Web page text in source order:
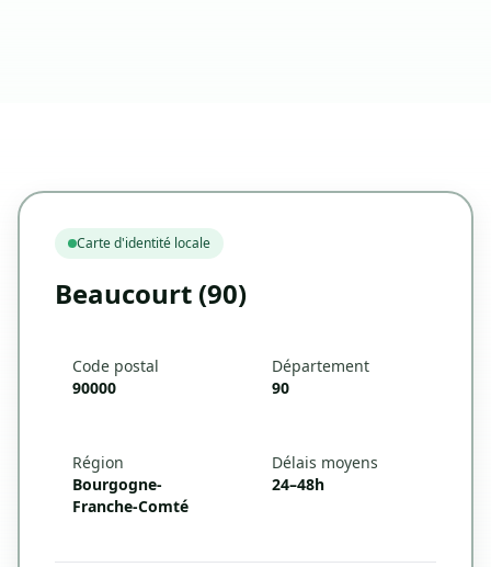
Carte d'identité locale
Beaucourt (90)
Code postal
90000
Département
90
Région
Bourgogne-
Franche-Comté
Délais moyens
24–48h